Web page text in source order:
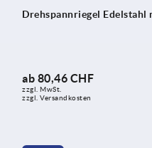
Drehspannriegel
ab 80,46 CHF
zzgl. MwSt.
zzgl. Versandkosten